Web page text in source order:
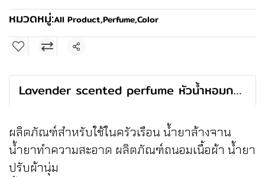
หมวดหมู่:All Product,Perfume,Color
แชร์
Lavender scented perfume หัวน้ำหอมกลิ่นลาเวนเดอร์
ผลิตภัณฑ์สำหรับใช้ในครัวเรือน น้ำยาล้างจาน
น้ำยาทำความสะอาด ผลิตภัณฑ์ถนอมเนื้อผ้า น้ำยา
ปรับผ้านุ่ม